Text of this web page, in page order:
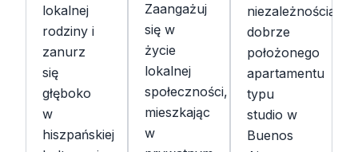
lokalnej
rodziny i
zanurz
się
głęboko
w
hiszpańskiej
Zaangażuj
się w
życie
lokalnej
społeczności,
mieszkając
w
niezależnością
dobrze
położonego
apartamentu
typu
studio w
Buenos